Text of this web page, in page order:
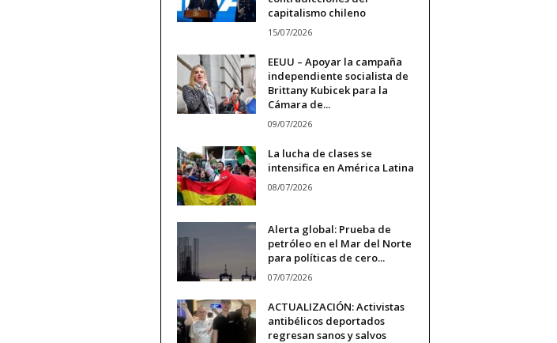
capitalismo chileno
15/07/2026
EEUU – Apoyar la campaña
independiente socialista de
Brittany Kubicek para la
Cámara de...
09/07/2026
La lucha de clases se
intensifica en América Latina
08/07/2026
Alerta global: Prueba de
petróleo en el Mar del Norte
para políticas de cero...
07/07/2026
ACTUALIZACIÓN: Activistas
antibélicos deportados
regresan sanos y salvos